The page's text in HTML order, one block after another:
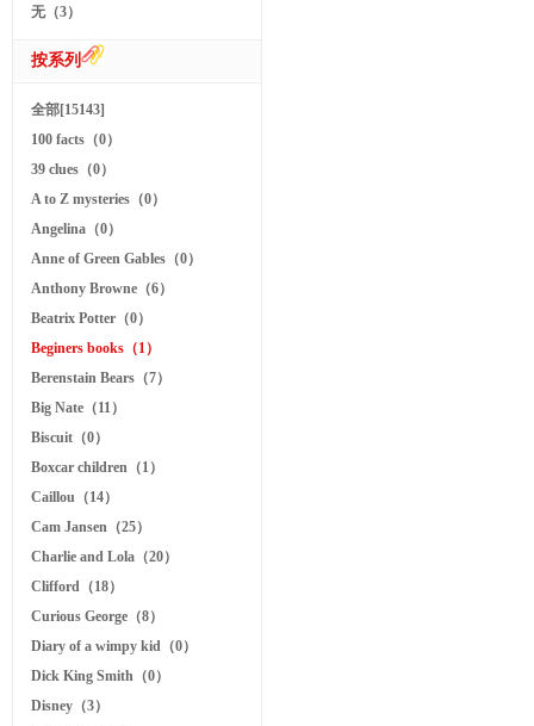
无（3）
按系列
全部[15143]
100 facts（0）
39 clues（0）
A to Z mysteries（0）
Angelina（0）
Anne of Green Gables（0）
Anthony Browne（6）
Beatrix Potter（0）
Beginers books（1）
Berenstain Bears（7）
Big Nate（11）
Biscuit（0）
Boxcar children（1）
Caillou（14）
Cam Jansen（25）
Charlie and Lola（20）
Clifford（18）
Curious George（8）
Diary of a wimpy kid（0）
Dick King Smith（0）
Disney（3）